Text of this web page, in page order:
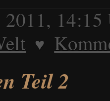
♥
Teil 2